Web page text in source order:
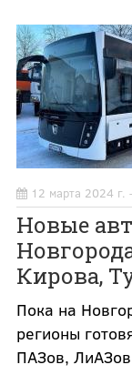
12 марта 2024
Новые
Кирова,
Пока на
регионы
ПАЗов,